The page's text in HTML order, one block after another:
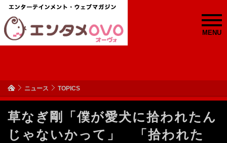
MENU
ニュース TOPICS
草なぎ剛「僕が愛犬に拾われたん
じゃないかって」 「拾われた